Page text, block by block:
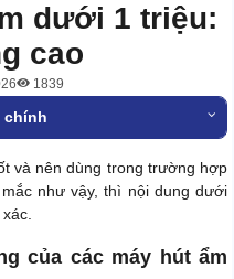
dưới 1 triệu:
cao
1839
chính
và nên dùng trong trường hợp
như vậy, thì nội dung dưới
của các máy hút ẩm